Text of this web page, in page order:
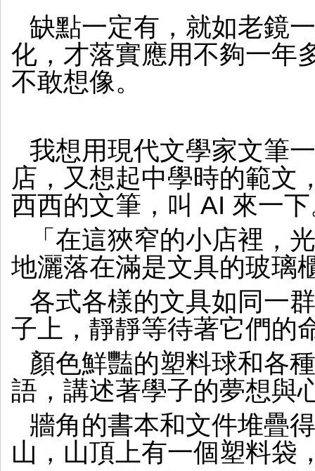
缺點一定有，就如老鏡
化，才落實應用不夠一年
不敢想像。
我想用現代文學家文筆
店，又想起中學時的範文
西西的文筆，叫 AI 來一
「在這狹窄的小店裡，
地灑落在滿是文具的玻璃
各式各樣的文具如同一
子上，靜靜等待著它們的
顏色鮮豔的塑料球和各
語，講述著學子的夢想與
牆角的書本和文件堆疊
山，山頂上有一個塑料袋